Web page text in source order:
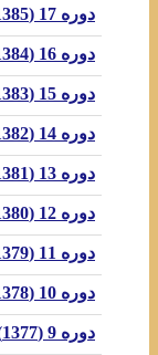
دوره 17 (1385)
دوره 16 (1384)
دوره 15 (1383)
دوره 14 (1382)
دوره 13 (1381)
دوره 12 (1380)
دوره 11 (1379)
دوره 10 (1378)
دوره 9 (1377)